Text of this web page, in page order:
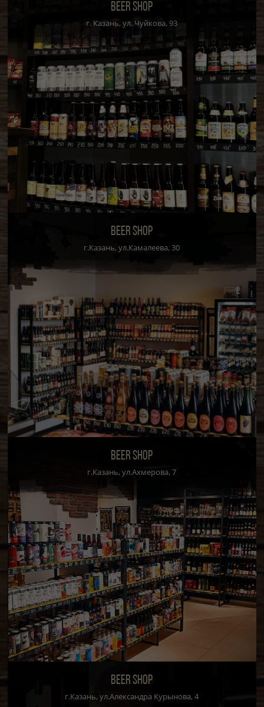
BEER SHOP
г. Казань, ул. Чуйкова, 93
BEER SHOP
г.Казань, ул.Камалеева, 30
BEER SHOP
г.Казань, ул.Ахмерова, 7
BEER SHOP
г.Казань, ул.Александра Курынова, 4